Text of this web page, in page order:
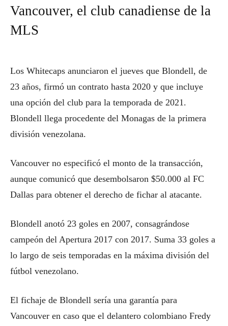
Vancouver, el club canadiense de la
MLS
Los Whitecaps anunciaron el jueves que Blondell, de
23 años, firmó un contrato hasta 2020 y que incluye
una opción del club para la temporada de 2021.
Blondell llega procedente del Monagas de la primera
división venezolana.
Vancouver no especificó el monto de la transacción,
aunque comunicó que desembolsaron $50.000 al FC
Dallas para obtener el derecho de fichar al atacante.
Blondell anotó 23 goles en 2007, consagrándose
campeón del Apertura 2017 con 2017. Suma 33 goles a
lo largo de seis temporadas en la máxima división del
fútbol venezolano.
El fichaje de Blondell sería una garantía para
Vancouver en caso que el delantero colombiano Fredy